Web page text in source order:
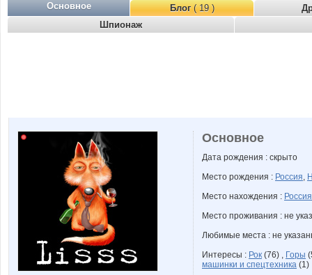
Основное Блог( 19 )
Шпионаж
Основное
Дата рождения : скрыто
Место рождения : Россия,
Место нахождения : Россия
Место проживания : не
Любимые места : не
Интересы : Рок (76) , Горы
машинки и спецтехника (1)